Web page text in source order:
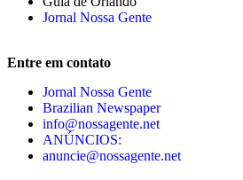
Jornal Nossa Gente
Entre em contato
Jornal Nossa Gente
Brazilian Newspaper
info@nossagente.net
ANÚNCIOS:
anuncie@nossagente.net